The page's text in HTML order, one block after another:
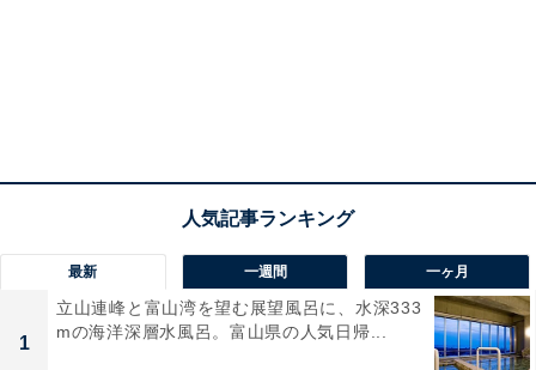
最新 一週間 一ヶ月
1
立山連峰と富山湾を望む展望風呂に、水深333
mの海洋深層水風呂。富山県の人気日帰...